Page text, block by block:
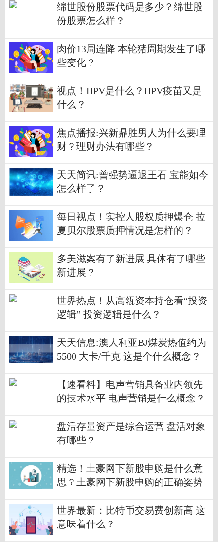
绵世股份股票代码是多少？绵世股
份股票怎么样？
肉价13周连降 本轮猪周期发生了哪
些变化？
视点！HPV是什么？HPV疫苗又是
什么？
焦点播报:兴新鼎胜男人为什么要理
财？理财办法有哪些？
天天简讯:曾强势逼退王石 宝能如今
怎么样了？
每日视点！实控人股权质押爆仓 拉
夏贝尔股票质押情况是怎样的？
多美滋案有了新进展 具体有了哪些
新进展？
世界热点！从高瓴资本持仓看“投资
逻辑” 投资逻辑是什么？
天天信息:澳大利亚BJ煤炭热值约为
5500 大卡/千克 这是个什么概念？
【速看料】电声营销具备业内领先
的技术水平 电声营销是什么概念？
盘活存量资产是综合运营 盘活对象
有哪些？
精选！土豪网下新股申购是什么意
思？土豪网下新股申购的正确姿势
世界最新：比特币交易费创新高 这
意味着什么？